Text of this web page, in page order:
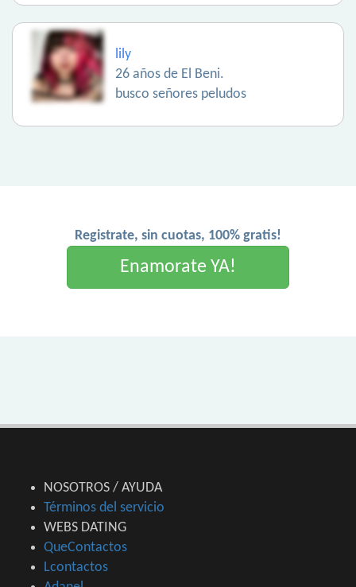
lily
26 años de El Beni.
busco señores peludos
Registrate, sin cuotas, 100% gratis!
Enamorate YA!
NOSOTROS / AYUDA
Términos del servicio
WEBS DATING
QueContactos
Lcontactos